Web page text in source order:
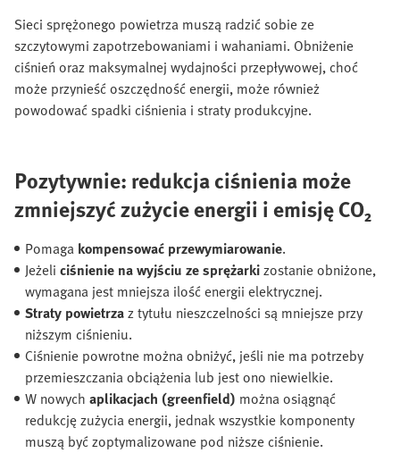
Sieci sprężonego powietrza muszą radzić sobie ze
szczytowymi zapotrzebowaniami i wahaniami. Obniżenie
ciśnień oraz maksymalnej wydajności przepływowej, choć
może przynieść oszczędność energii, może również
powodować spadki ciśnienia i straty produkcyjne.
Pozytywnie: redukcja ciśnienia może
zmniejszyć zużycie energii i emisję CO₂
Pomaga kompensować przewymiarowanie.
Jeżeli ciśnienie na wyjściu ze sprężarkizostanie obniżone,
wymagana jest mniejsza ilość energii elektrycznej.
Straty powietrzaz tytułu nieszczelności są mniejsze przy
niższym ciśnieniu.
Ciśnienie powrotne można obniżyć, jeśli nie ma potrzeby
przemieszczania obciążenia lub jest ono niewielkie.
W nowych aplikacjach (greenfield) można osiągnąć
redukcję zużycia energii, jednak wszystkie komponenty
muszą być zoptymalizowane pod niższe ciśnienie.